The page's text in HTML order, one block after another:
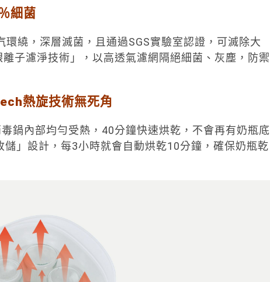
細菌
環繞，深層滅菌，且通過SGS實驗室認證，可滅除大
子濾淨技術」，以高透氣濾網隔絕細菌、灰塵，防禦
熱旋技術無死角
鍋內部均勻受熱，40分鐘快速烘乾，不會再有奶瓶底
」設計，每3小時就會自動烘乾10分鐘，確保奶瓶乾